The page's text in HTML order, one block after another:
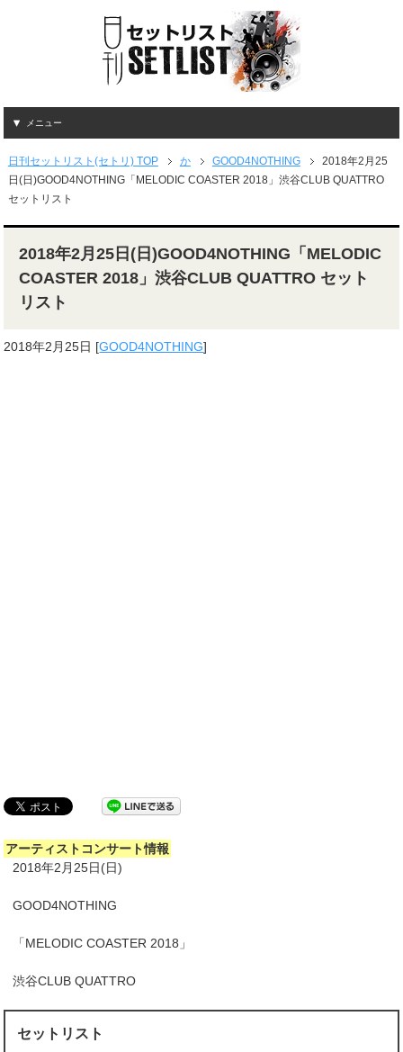
メニュー
日刊セットリスト(セトリ) TOP か GOOD4NOTHING
2018年2月25
日(日)GOOD4NOTHING「MELODIC COASTER 2018」渋谷CLUB QUATTRO
セットリスト
2018年2月25日(日)GOOD4NOTHING「MELODIC
COASTER 2018」渋谷CLUB QUATTRO セット
リスト
2018年2月25日 [GOOD4NOTHING]
アーティストコンサート情報
2018年2月25日(日)
GOOD4NOTHING
「MELODIC COASTER 2018」
渋谷CLUB QUATTRO
セットリスト